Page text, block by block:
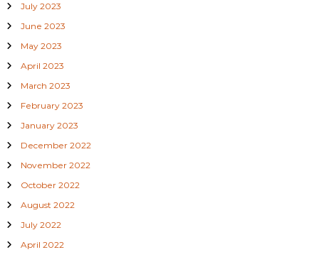
July 2023
June 2023
May 2023
April 2023
March 2023
February 2023
January 2023
December 2022
November 2022
October 2022
August 2022
July 2022
April 2022